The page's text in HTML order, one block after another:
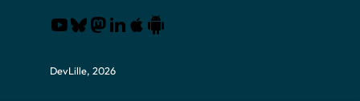
DevLille, 2026